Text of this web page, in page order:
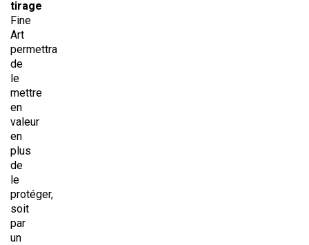
tirage
Fine
Art
permettra
de
le
mettre
en
valeur
en
plus
de
le
protéger,
soit
par
un